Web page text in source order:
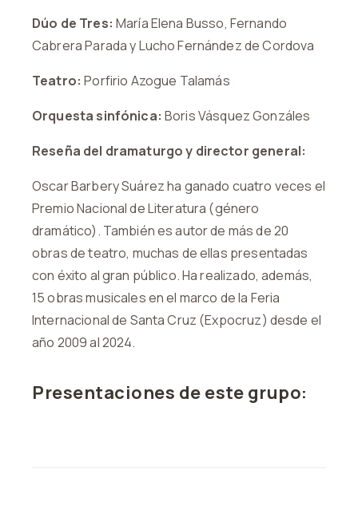
Dúo de Tres: María Elena Busso, Fernando
Cabrera Parada y Lucho Fernández de Cordova
Teatro: Porfirio Azogue Talamás
Orquesta sinfónica: Boris Vásquez Gonzáles
Reseña del dramaturgo y director general:
Oscar Barbery Suárez ha ganado cuatro veces el
Premio Nacional de Literatura (género
dramático). También es autor de más de 20
obras de teatro, muchas de ellas presentadas
con éxito al gran público. Ha realizado, además,
15 obras musicales en el marco de la Feria
Internacional de Santa Cruz (Expocruz) desde el
año 2009 al 2024.
Presentaciones de este grupo: